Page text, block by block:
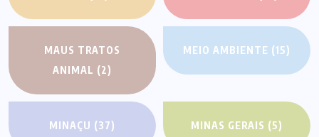
MAUS TRATOS
ANIMAL (2)
MEIO AMBIENTE (15)
MINAÇU (37) MINAS GERAIS (5)